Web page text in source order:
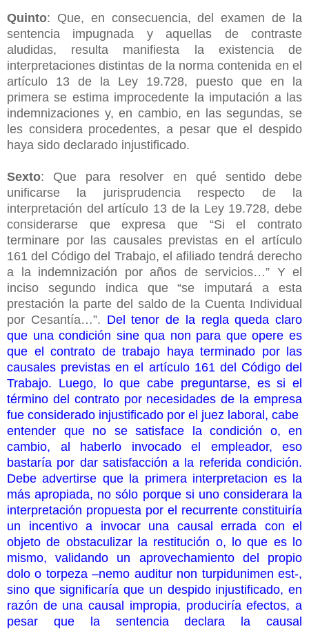
Quinto: Que, en consecuencia, del examen de la
sentencia impugnada y aquellas de contraste
aludidas, resulta manifiesta la existencia de
interpretaciones distintas de la norma contenida en el
artículo 13 de la Ley 19.728, puesto que en la
primera se estima improcedente la imputación a las
indemnizaciones y, en cambio, en las segundas, se
les considera procedentes, a pesar que el despido
haya sido declarado injustificado.
Sexto: Que para resolver en qué sentido debe
unificarse la jurisprudencia respecto de la
interpretación del artículo 13 de la Ley 19.728, debe
considerarse que expresa que “Si el contrato
terminare por las causales previstas en el artículo
161 del Código del Trabajo, el afiliado tendrá derecho
a la indemnización por años de servicios…” Y el
inciso segundo indica que “se imputará a esta
prestación la parte del saldo de la Cuenta Individual
por Cesantía…”. Del tenor de la regla queda claro
que una condición sine qua non para que opere es
que el contrato de trabajo haya terminado por las
causales previstas en el artículo 161 del Código del
Trabajo. Luego, lo que cabe preguntarse, es si el
término del contrato por necesidades de la empresa
fue considerado injustificado por el juez laboral, cabe
entender que no se satisface la condición o, en
cambio, al haberlo invocado el empleador, eso
bastaría por dar satisfacción a la referida condición.
Debe advertirse que la primera interpretacion es la
más apropiada, no sólo porque si uno considerara la
interpretación propuesta por el recurrente constituiría
un incentivo a invocar una causal errada con el
objeto de obstaculizar la restitución o, lo que es lo
mismo, validando un aprovechamiento del propio
dolo o torpeza –nemo auditur non turpidunimen est-,
sino que significaría que un despido injustificado, en
razón de una causal impropia, produciría efectos, a
pesar que la sentencia declara la causal